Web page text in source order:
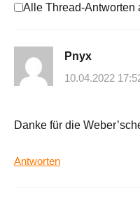
Alle Thread-Antworten
Pnyx
10.04.2022
Danke für die
Antworten